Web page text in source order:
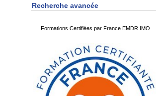
Recherche avancée
Formations Certifiées par France EMDR IMO